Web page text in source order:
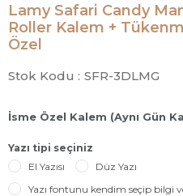
Lamy Safari Candy
Roller Kalem +
Özel
Stok Kodu : SFR-3DLMG
İsme Özel Kalem (Aynı Gün
Yazı tipi seçiniz
El Yazısı
Düz Yazı
Yazı fontunu kendim seçip bilgi